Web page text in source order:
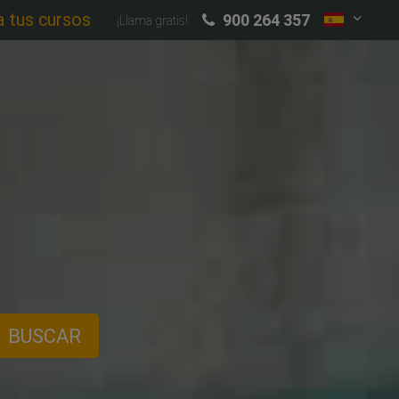
tus cursos ¡Llama gratis! 900 264 357
BUSCAR